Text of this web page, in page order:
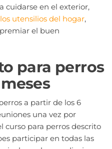
cuidarse en el exterior,
utensilios del hogar,
el buen
para perros
a partir de los 6
una vez por
curso para perros descrito
participar en todas las